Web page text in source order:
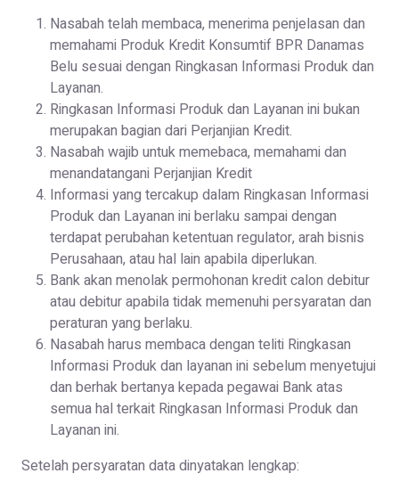
Nasabah telah membaca, menerima penjelasan dan
memahami Produk Kredit Konsumtif BPR Danamas
Belu sesuai dengan Ringkasan Informasi Produk dan
Layanan.
Ringkasan Informasi Produk dan Layanan ini bukan
merupakan bagian dari Perjanjian Kredit.
Nasabah wajib untuk memebaca, memahami dan
menandatangani Perjanjian Kredit
Informasi yang tercakup dalam Ringkasan Informasi
Produk dan Layanan ini berlaku sampai dengan
terdapat perubahan ketentuan regulator, arah bisnis
Perusahaan, atau hal lain apabila diperlukan.
Bank akan menolak permohonan kredit calon debitur
atau debitur apabila tidak memenuhi persyaratan dan
peraturan yang berlaku.
Nasabah harus membaca dengan teliti Ringkasan
Informasi Produk dan layanan ini sebelum menyetujui
dan berhak bertanya kepada pegawai Bank atas
semua hal terkait Ringkasan Informasi Produk dan
Layanan ini.
Setelah persyaratan data dinyatakan lengkap: